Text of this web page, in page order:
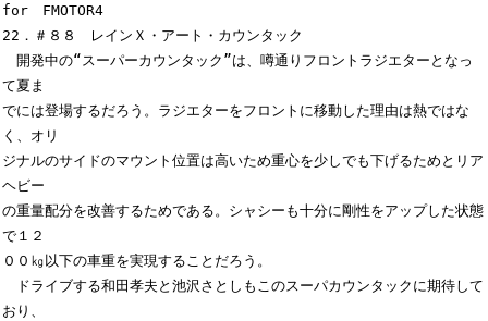
for　FMOTOR4
22．＃８８　レインＸ・アート・カウンタック
開発中の“スーパーカウンタック”は、噂通りフロントラジエターとなっ
て夏ま
でには登場するだろう。ラジエターをフロントに移動した理由は熱ではな
く、オリ
ジナルのサイドのマウント位置は高いため重心を少しでも下げるためとリア
ヘビー
の重量配分を改善するためである。シャシーも十分に剛性をアップした状態
で１２
００㎏以下の車重を実現することだろう。
ドライブする和田孝夫と池沢さとしもこのスーパカウンタックに期待して
おり、